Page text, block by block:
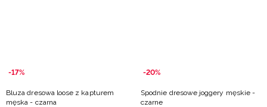
-17%
Bluza dresowa loose z kapturem
męska - czarna
-20%
Spodnie dresowe joggery męskie -
czarne